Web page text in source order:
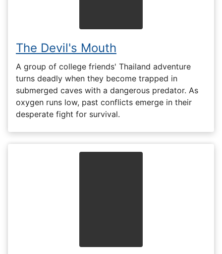
The Devil's Mouth
A group of college friends' Thailand adventure
turns deadly when they become trapped in
submerged caves with a dangerous predator. As
oxygen runs low, past conflicts emerge in their
desperate fight for survival.